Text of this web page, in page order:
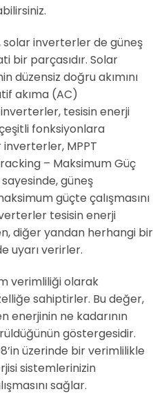
solar inverterler de güneş
bir parçasıdır. Solar
düzensiz doğru akımını
akıma (AC)
tesisin enerji
fonksiyonlara
MPPT
– Maksimum Güç
güneş
güçte çalışmasını
tesisin enerji
diğer yandan herhangi bir
uyarı verirler.
verimliliği olarak
sahiptirler. Bu değer,
enerjinin ne kadarının
göstergesidir.
üzerinde bir verimlilikle
sistemlerinizin
sağlar.